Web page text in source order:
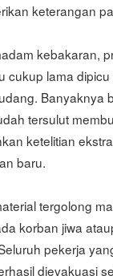
keterangan
kebakaran,
cukup lama
Banyaknya
tersulut
ketelitian
baru.
tergolong
korban jiwa
pekerja
dievakuasi